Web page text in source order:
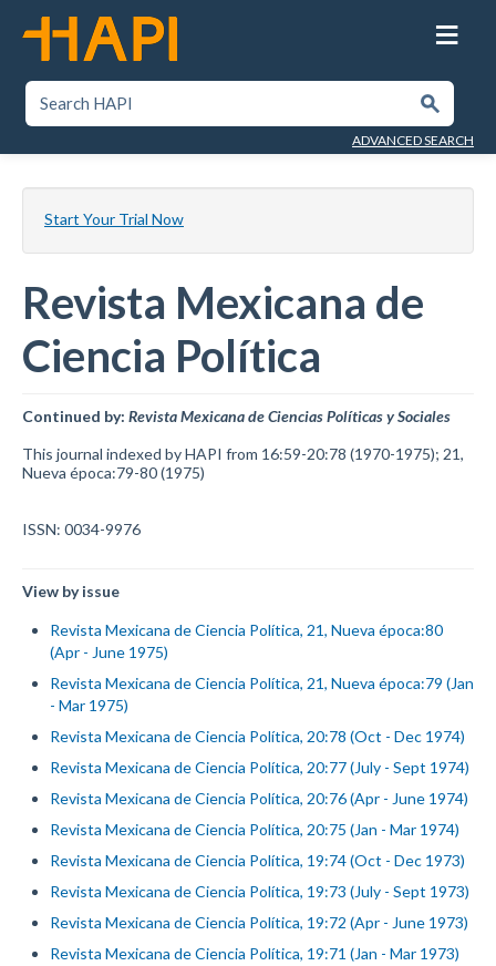
to
content
SEARCH HAPI
Submit
ADVANCED SEARCH
Start Your Trial Now
Revista Mexicana de
Ciencia Política
Continued by: Revista Mexicana de Ciencias Políticas y Sociales
This journal indexed by HAPI from 16:59-20:78 (1970-1975); 21,
Nueva época:79-80 (1975)
ISSN: 0034-9976
View by issue
Revista Mexicana de Ciencia Política, 21, Nueva época:80
(Apr - June 1975)
Revista Mexicana de Ciencia Política, 21, Nueva época:79 (Jan
- Mar 1975)
Revista Mexicana de Ciencia Política, 20:78 (Oct - Dec 1974)
Revista Mexicana de Ciencia Política, 20:77 (July - Sept 1974)
Revista Mexicana de Ciencia Política, 20:76 (Apr - June 1974)
Revista Mexicana de Ciencia Política, 20:75 (Jan - Mar 1974)
Revista Mexicana de Ciencia Política, 19:74 (Oct - Dec 1973)
Revista Mexicana de Ciencia Política, 19:73 (July - Sept 1973)
Revista Mexicana de Ciencia Política, 19:72 (Apr - June 1973)
Revista Mexicana de Ciencia Política, 19:71 (Jan - Mar 1973)